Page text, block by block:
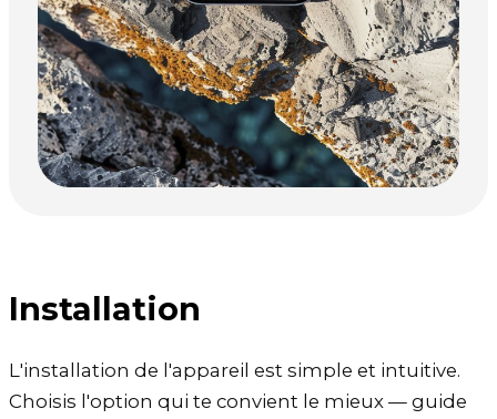
Installation
L'installation de l'appareil est simple et intuitive.
Choisis l'option qui te convient le mieux — guide